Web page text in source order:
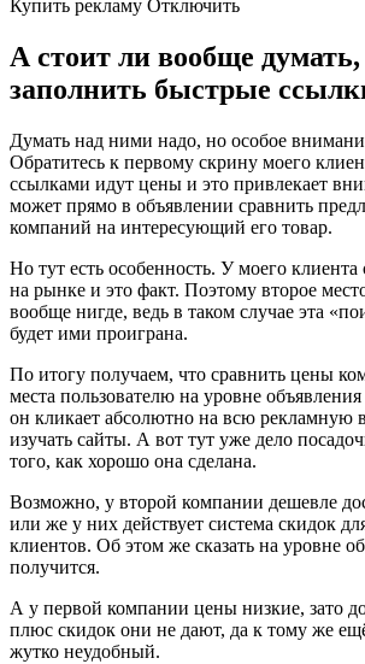
Купить рекламу Отключить
А стоит ли вообще
заполнить быстрые
Думать над ними надо, но особое
Обратитесь к первому скрину моего
ссылками идут цены и это привлекает
может прямо в объявлении сравнить
компаний на интересующий его товар.
Но тут есть особенность. У моего
на рынке и это факт. Поэтому второе
вообще нигде, ведь в таком случае эта
будет ими проиграна.
По итогу получаем, что сравнить цены
места пользователю на уровне
он кликает абсолютно на всю рекламную
изучать сайты. А вот тут уже дело
того, как хорошо она сделана.
Возможно, у второй компании дешевле
или же у них действует система скидок
клиентов. Об этом же сказать на уровне
получится.
А у первой компании цены низкие, зато
плюс скидок они не дают, да к тому же
жутко неудобный.